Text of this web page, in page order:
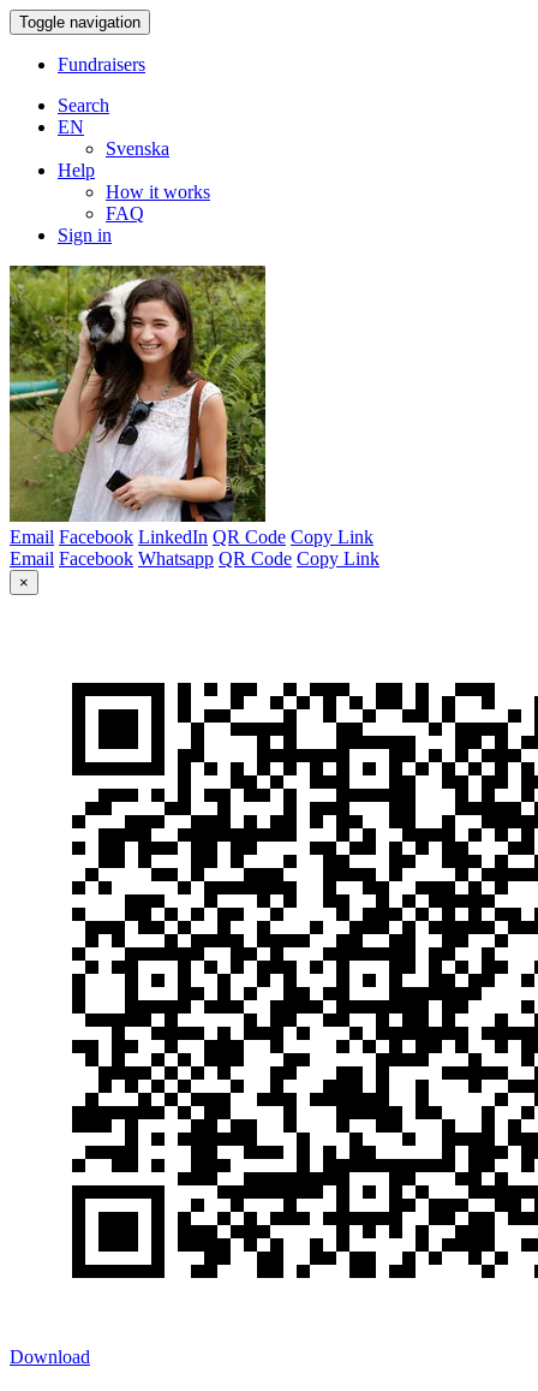
Toggle navigation
Fundraisers
Search
EN
Svenska
Help
How it works
FAQ
Sign in
Email Facebook LinkedIn QR Code Copy Link
Email Facebook Whatsapp QR Code Copy Link
×
Download